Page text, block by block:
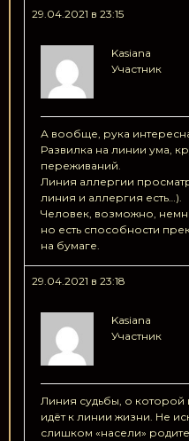
29.04.2021 в 23:15
Kasiana
Участник
А вообще, рука
Развилка на линии ума,
переживаний.
Линия аллергии
линия и аллергия есть…).
Человек, возможно,
но есть способности
на бумаге.
29.04.2021 в 23:18
Kasiana
Участник
Линия судьбы, о которой
идёт к линии жизни. Не
слишком «насели»